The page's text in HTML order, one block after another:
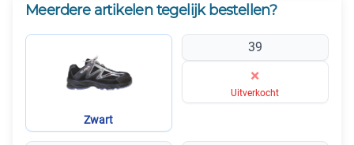
Meerdere artikelen tegelijk bestellen?
Zwart
39
×
Uitverkocht